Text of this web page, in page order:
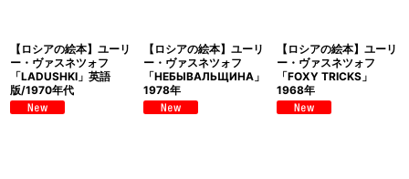
【ロシアの絵本】ユーリ
ー・ヴァスネツォフ
「LADUSHKI」英語
版/1970年代
【ロシアの絵本】ユーリ
ー・ヴァスネツォフ
「НЕБЫВАЛЬЩИНА」
1978年
【ロシアの絵本】ユーリ
ー・ヴァスネツォフ
「FOXY TRICKS」
1968年